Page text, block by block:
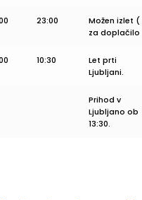
23:00
Možen izlet (
za doplačilo
10:30
Let prti
Ljubljani.
Prihod v
Ljubljano ob
13:30.